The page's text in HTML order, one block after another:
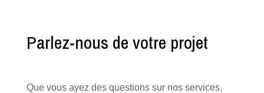
Parlez-nous de votre projet
Que vous ayez des questions sur nos services,